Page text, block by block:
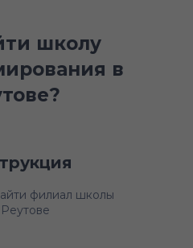
школу
в
филиал школы